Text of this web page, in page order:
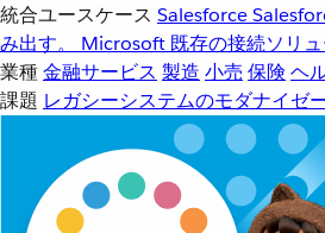
統合ユースケース Salesforce
み出す。
Microsoft 既存の接続ソリ
業種金融サービス 製造 小売 保険 ヘ
課題 レガシーシステムのモダナイゼ